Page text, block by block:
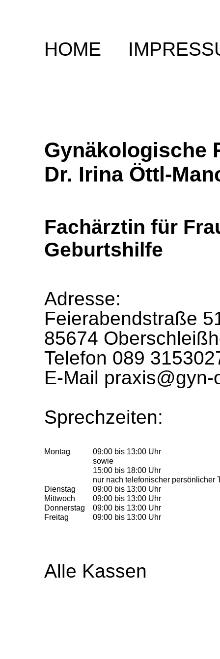
HOME
Gynäkologische
Dr. Irina Öttl-
Fachärztin für
Geburtshilfe
Adresse:
Feierabendstraße
85674
Telefon 089
E-Mail
Sprechzeiten:
Montag
09:00 bis 13:00 Uhr
sowie
15:00 bis 18:00 Uhr
nur nach telefonischer persönlicher
Dienstag
09:00 bis 13:00 Uhr
Mittwoch
09:00 bis 13:00 Uhr
Donnerstag 09:00 bis 13:00 Uhr
Freitag
09:00 bis 13:00 Uhr
Alle Kassen